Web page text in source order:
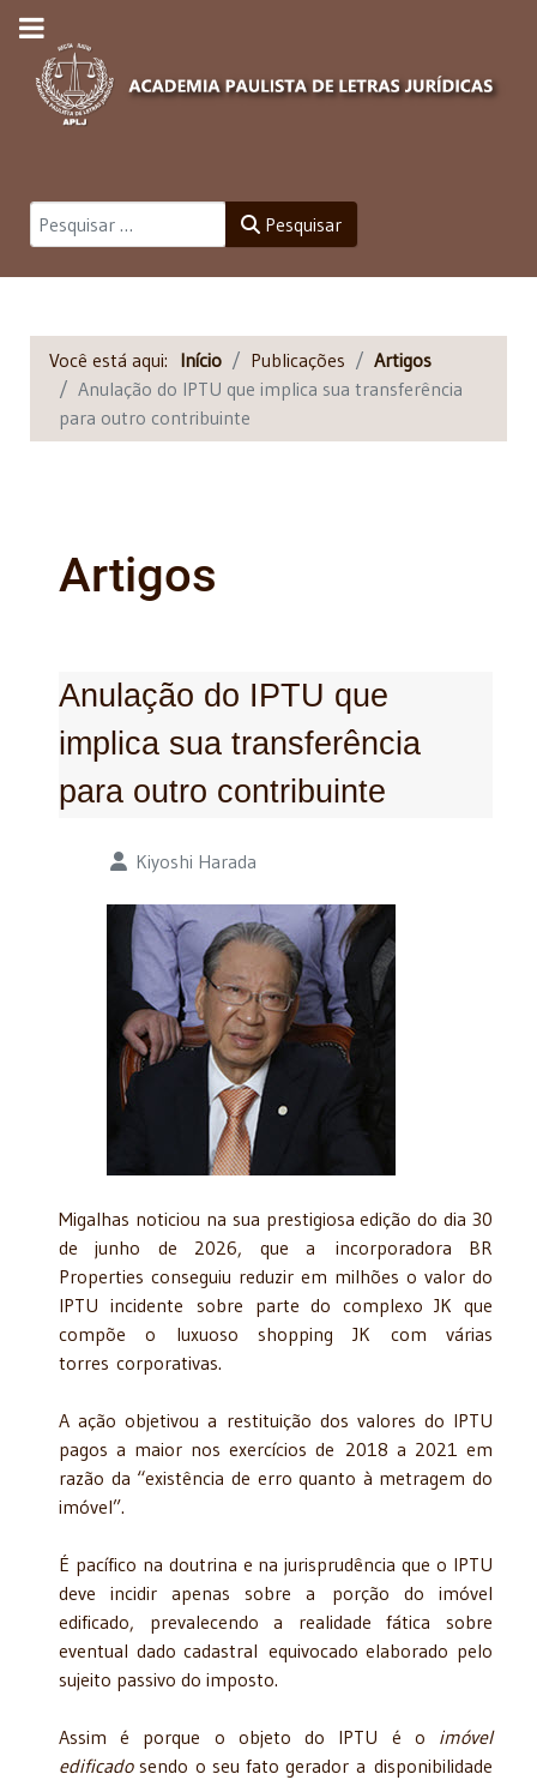
Pesquisar Pesquisar
Você está aqui: Início Publicações
Artigos
Anulação do IPTU que implica sua transferência
para outro contribuinte
Artigos
Anulação do IPTU que
implica sua transferência
para outro contribuinte
Detalhes Kiyoshi Harada
Migalhas noticiou na sua prestigiosa edição do dia 30
de junho de 2026, que a incorporadora BR
Properties conseguiu reduzir em milhões o valor do
IPTU incidente sobre parte do complexo JK que
compõe o luxuoso shopping JK com várias
torres corporativas.
A ação objetivou a restituição dos valores do IPTU
pagos a maior nos exercícios de 2018 a 2021 em
razão da “existência de erro quanto à metragem do
imóvel”.
É pacífico na doutrina e na jurisprudência que o IPTU
deve incidir apenas sobre a porção do imóvel
edificado, prevalecendo a realidade fática sobre
eventual dado cadastral equivocado elaborado pelo
sujeito passivo do imposto.
Assim é porque o objeto do IPTU é o imóvel
edificadosendo o seu fato gerador a disponibilidade